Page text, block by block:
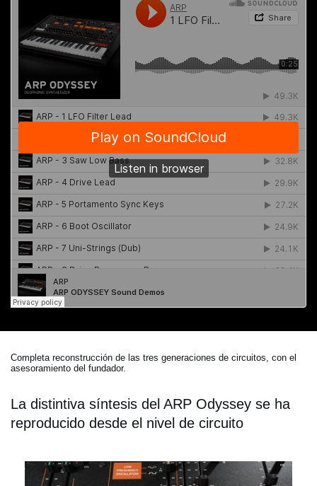
Completa reconstrucción de las tres generaciones de circuitos, con el
asesoramiento del fundador.
La distintiva síntesis del ARP Odyssey se ha
reproducido desde el nivel de circuito